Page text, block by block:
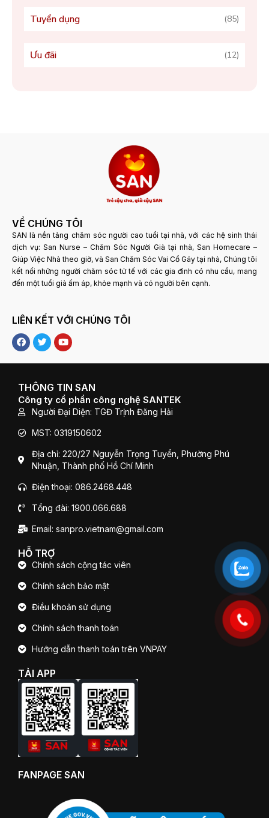
Tuyển dụng (85)
Ưu đãi (12)
VỀ CHÚNG TÔI
SAN là nền tảng chăm sóc người cao tuổi tại nhà, với các hệ sinh thái
dịch vụ: San Nurse – Chăm Sóc Người Già tại nhà, San Homecare –
Giúp Việc Nhà theo giờ, và San Chăm Sóc Vai Cổ Gáy tại nhà, Chúng tôi
kết nối những người chăm sóc tử tế với các gia đình có nhu cầu, mang
đến một tuổi già ấm áp, khỏe mạnh và có người bên cạnh.
LIÊN KẾT VỚI CHÚNG TÔI
F
a
c
e
o
o
k
T
w
i
t
e
r
Y
o
u
t
b
e
THÔNG TIN SAN
Công ty cổ phần công nghệ SANTEK
Người Đại Diện: TGĐ Trịnh Đăng Hải
MST: 0319150602
Địa chỉ: 220/27 Nguyễn Trọng Tuyển, Phường Phú
Nhuận, Thành phố Hồ Chí Minh
Điện thoại: 086.2468.448
Tổng đài: 1900.066.688
Email: sanpro.vietnam@gmail.com
HỖ TRỢ
Chính sách cộng tác viên
Chính sách bảo mật
Điều khoản sử dụng
Chính sách thanh toán
Hướng dẫn thanh toán trên VNPAY
TẢI APP
FANPAGE SAN